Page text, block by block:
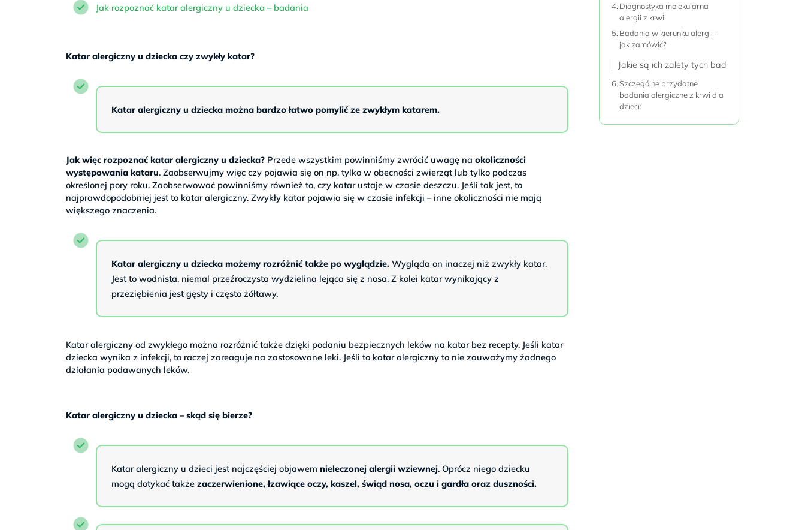
Jak rozpoznać katar alergiczny u dziecka – badania
Katar alergiczny u dziecka czy zwykły katar?
Katar alergiczny u dziecka można bardzo łatwo pomylić ze zwykłym katarem.
Jak więc rozpoznać katar alergiczny u dziecka? Przede wszystkim powinniśmy zwrócić uwagę naokoliczności
występowania kataru. Zaobserwujmy więc czy pojawia się on np. tylko w obecności zwierząt lub tylko podczas
określonej pory roku. Zaobserwować powinniśmy również to, czy katar ustaje w czasie deszczu. Jeśli tak jest, to
najprawdopodobniej jest to katar alergiczny. Zwykły katar pojawia się w czasie infekcji – inne okoliczności nie mają
większego znaczenia.
Katar alergiczny u dziecka możemy rozróżnić także po wyglądzie. Wygląda on inaczej niż zwykły katar.
Jest to wodnista, niemal przeźroczysta wydzielina lejąca się z nosa. Z kolei katar wynikający z
przeziębienia jest gęsty i często żółtawy.
Katar alergiczny od zwykłego można rozróżnić także dzięki podaniu bezpiecznych leków na katar bez recepty. Jeśli katar
dziecka wynika z infekcji, to raczej zareaguje na zastosowane leki. Jeśli to katar alergiczny to nie zauważymy żadnego
działania podawanych leków.
Katar alergiczny u dziecka – skąd się bierze?
Katar alergiczny u dzieci jest najczęściej objawem nieleczonej alergii wziewnej. Oprócz niego dziecku
mogą dotykać także zaczerwienione, łzawiące oczy, kaszel, świąd nosa, oczu i gardła oraz duszności.
Diagnostyka molekularna
alergii z krwi.
Badania w kierunku alergii –
jak zamówić?
Jakie są ich zalety tych badań?
Szczególne przydatne
badania alergiczne z krwi dla
dzieci: